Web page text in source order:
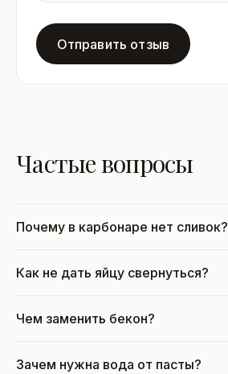
Отправить отзыв
Частые вопросы
Почему в карбонаре нет сливок?
Как не дать яйцу свернуться?
Чем заменить бекон?
Зачем нужна вода от пасты?